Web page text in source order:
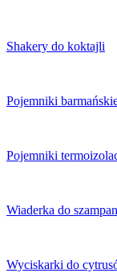
Shakery do koktajli
Pojemniki
Pojemniki
Wiaderka do
Wyciskarki do